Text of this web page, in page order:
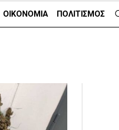
ΟΙΚΟΝΟΜΙΑ ΠΟΛΙΤΙΣΜΟΣ